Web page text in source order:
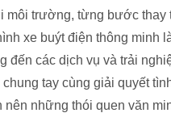
môi trường, từng bước thay
xe buýt điện thông minh
đến các dịch vụ và trải
tay cùng giải quyết
những thói quen văn